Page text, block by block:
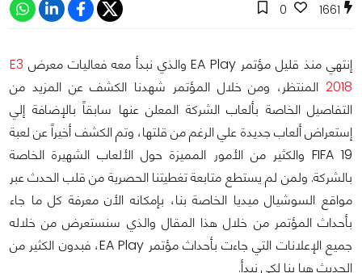
1661
0
إنتهي منذ قليل مؤتمر EA Play والذي نبدأ معه فعاليات معرض
E3
2018 المنتظر، ومن خلال المؤتمر شهدنا الكشف عن المزيد من
التفاصيل الخاصة بألعاب الشركة المعلن عنها سابقاً بالإضافة إلي
إستعراض ألعاب جديدة علي الرغم من قلتها، وتم الكشف أخيراً عن لعبة
FIFA 19 والكثير من الأمور المميزة حول الألعاب الشهيرة الخاصة
بالشركة. ولمن لم يستطع متابعة تغطيتنا الحصرية من قلب الحدث عبر
مواقع السوشيال ميديا الخاصة بنا، بإمكانه الأن معرفة كل ما جاء
بأحداث المؤتمر من خلال هذا المقال والذي سنستعرض من خلاله
جميع الإعلانات التي جاءت بأحداث مؤتمر EA Play، فبدون الكثير من
الحديث هيا بنا لكي نبدأ.